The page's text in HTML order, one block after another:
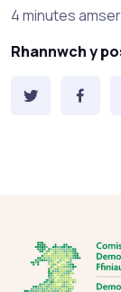
Amser
4 minutes
Rhannwch y